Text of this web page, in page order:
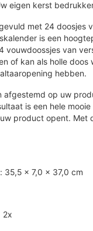
eigen kerst
met 24 doosjes
is een
vouwdoossjes van
of kan als holle
hebben.
afgestemd op uw
is een hele
product opent.
35,5 x 7,0 x 37,0 cm
2x